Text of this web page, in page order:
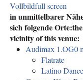
Vollbildfull screen
in unmittelbarer
sich folgende Orte:
vicinity of this venue:
Audimax 1.OG0
Flatrate
Latino Dance